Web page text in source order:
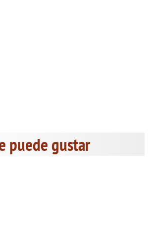
puede gustar